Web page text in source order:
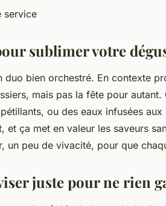
service
sublimer votre
duo bien orchestré. En contexte
mais pas la fête pour
ou des eaux infusées
et ça met en valeur les saveurs
un peu de vivacité, pour que
juste pour ne rien